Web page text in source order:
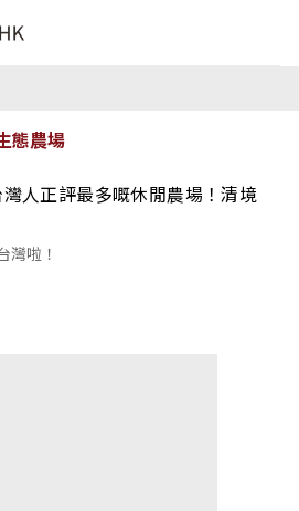
態農場
人正評最多嘅休閒農場！清境
灣啦！